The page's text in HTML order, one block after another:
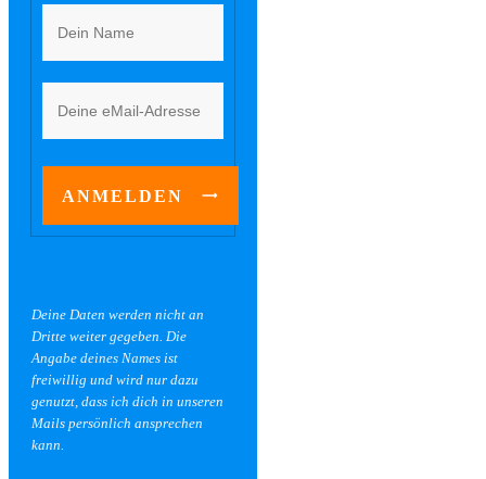
ANMELDEN
Deine Daten werden nicht an
Dritte weiter gegeben. Die
Angabe deines Names ist
freiwillig und wird nur dazu
genutzt, dass ich dich in unseren
Mails persönlich ansprechen
kann.